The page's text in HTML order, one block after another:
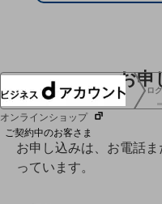
ロ
オンラインショップ
ご契約中のお客さま
サービス別サポート情報
お申
お申し込みは、お電話
っています。